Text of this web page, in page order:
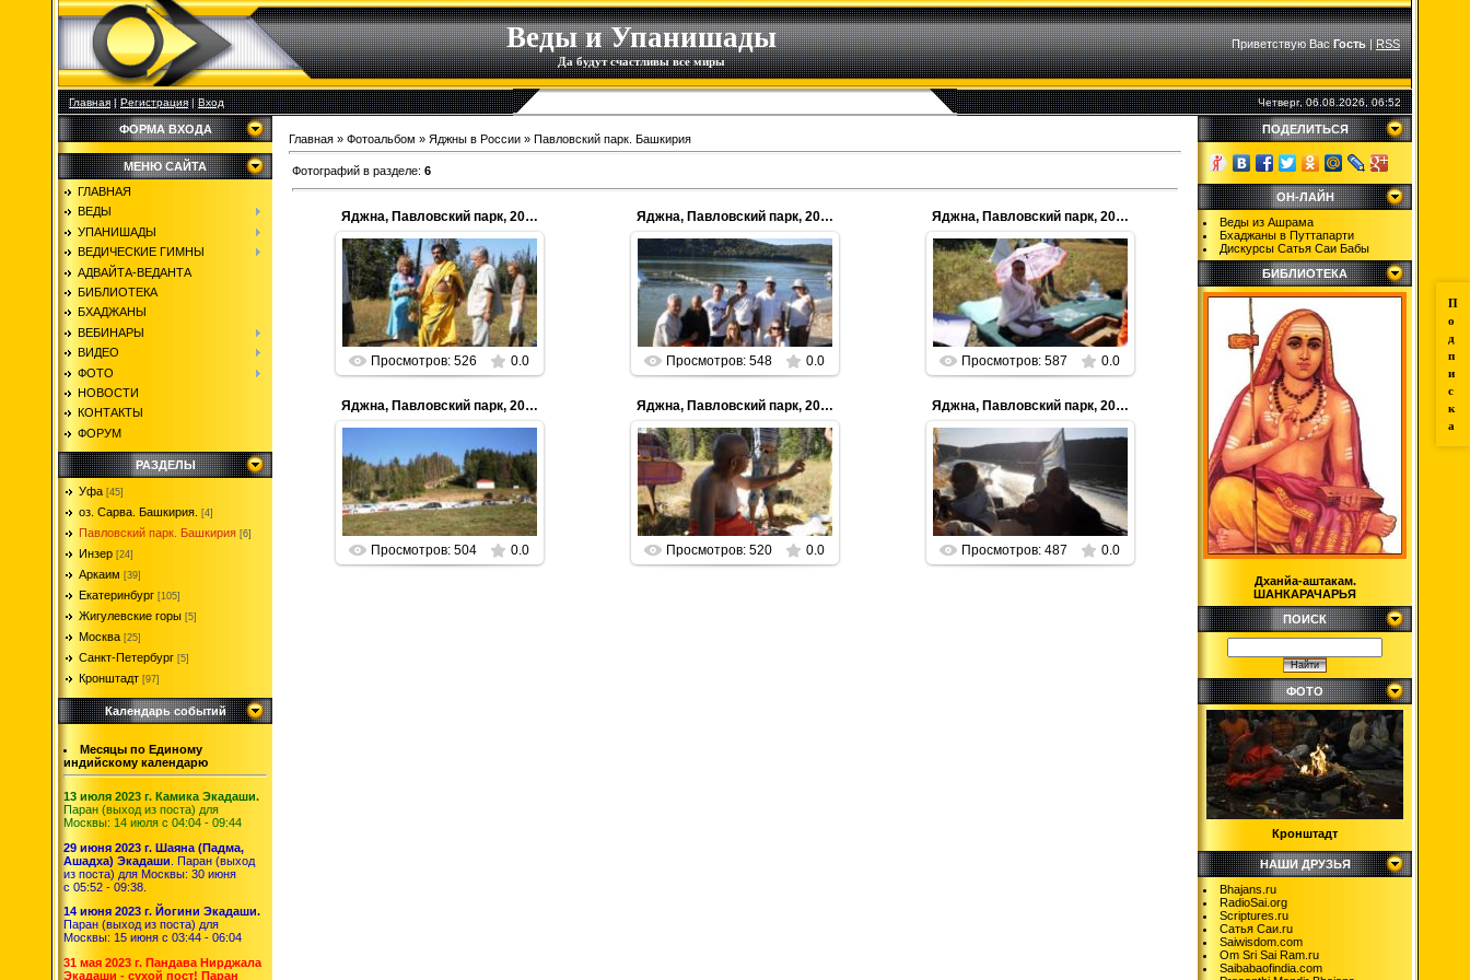
Веды и Упанишады
Да будут счастливы все миры
Приветствую Вас Гость|RSS
Главная|Регистрация|Вход Четверг, 06.08.2026, 06:52
П
о
д
п
и
с
к
а
ФОРМА ВХОДА
МЕНЮ САЙТА
ГЛАВНАЯ
ВЕДЫ
УПАНИШАДЫ
ВЕДИЧЕСКИЕ ГИМНЫ
АДВАЙТА-ВЕДАНТА
БИБЛИОТЕКА
БХАДЖАНЫ
ВЕБИНАРЫ
ВИДЕО
ФОТО
НОВОСТИ
КОНТАКТЫ
ФОРУМ
РАЗДЕЛЫ
Уфа [45]
оз. Сарва. Башкирия. [4]
Павловский парк. Башкирия [6]
Инзер [24]
Аркаим [39]
Екатеринбург [105]
Жигулевские горы [5]
Москва [25]
Санкт-Петербург [5]
Кронштадт [97]
Календарь событий
Месяцы по Единому
индийскому календарю
13 июля 2023 г. Камика Экадаши.
Паран (выход из поста) для
Москвы: 14 июля с 04:04 - 09:44
29 июня 2023 г. Шаяна (Падма,
Ашадха) Экадаши . Паран (выход
из поста) для Москвы: 30 июня
с 05:52 - 09:38.
14 июня 2023 г. Йогини Экадаши.
Паран (выход из поста) для
Москвы: 15 июня с 03:44 - 06:04
31 мая 2023 г. Пандава Нирджала
Экадаши - сухой пост! Паран
Главная » Фотоальбом » Яджны в России » Павловский парк. Башкирия
Фотографий в разделе: 6
Яджна, Павловский парк, 2012г.
24.03.2015
Parabrahman
Просмотров: 526 0.0
Яджна, Павловский парк, 2012г.
24.03.2015
Parabrahman
Просмотров: 548 0.0
Яджна, Павловский парк, 2012г.
24.03.2015
Parabrahman
Просмотров: 587 0.0
Яджна, Павловский парк, 2012г.
24.03.2015
Parabrahman
Просмотров: 504 0.0
Яджна, Павловский парк, 2012г.
24.03.2015
Parabrahman
Просмотров: 520 0.0
Яджна, Павловский парк, 2012г.
24.03.2015
Parabrahman
Просмотров: 487 0.0
ПОДЕЛИТЬСЯ
ОН-ЛАЙН
Веды из Ашрама
Бхаджаны в Путтапарти
Дискурсы Сатья Саи Бабы
БИБЛИОТЕКА
Дханйа-аштакам.
ШАНКАРАЧАРЬЯ
ПОИСК
ФОТО
Кронштадт
НАШИ ДРУЗЬЯ
Bhajans.ru
RadioSai.org
Scriptures.ru
Сатья Саи.ru
Saiwisdom.com
Om Sri Sai Ram.ru
Saibabaofindia.com